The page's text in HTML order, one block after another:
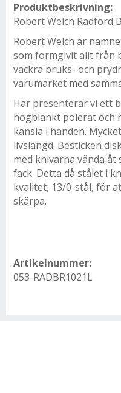
Produktbeskrivning:
Robert Welch Radford
Robert Welch är
som formgivit allt från
vackra bruks- och
varumärket med
Här presenterar vi ett
högblankt polerat och
känsla i handen.
livslängd. Besticken
med knivarna vända
fack. Detta då stålet i
kvalitet, 13/0-stål, för
skärpa.
Artikelnummer:
053-RADBR1021L